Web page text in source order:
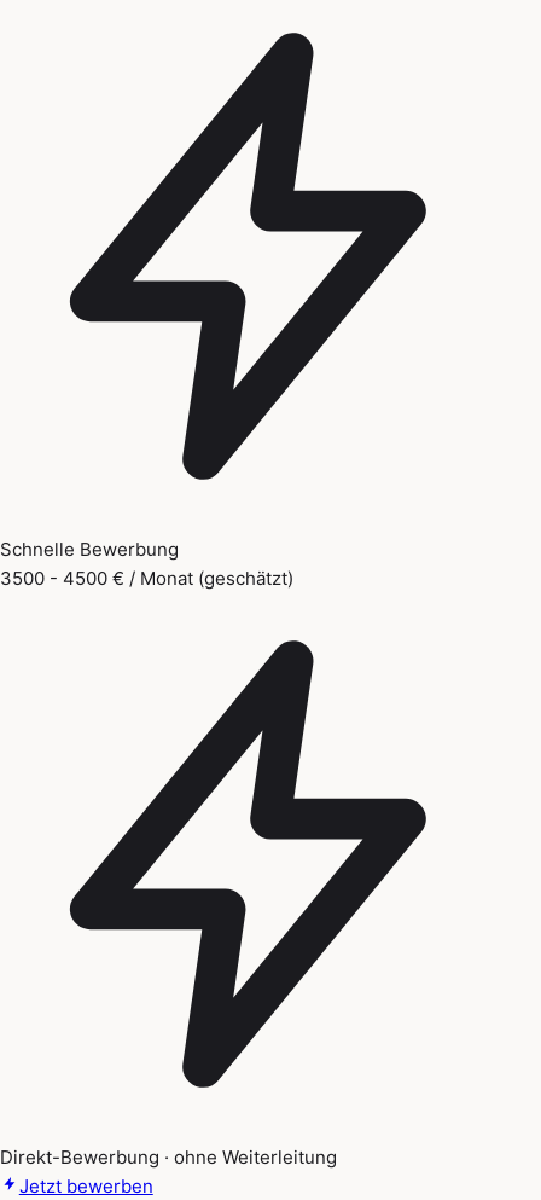
Schnelle Bewerbung
3500 - 4500 € / Monat (geschätzt)
Direkt-Bewerbung · ohne Weiterleitung
Jetzt bewerben